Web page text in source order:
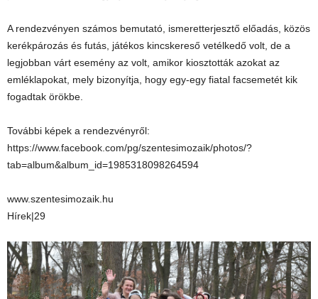
A rendezvényen számos bemutató, ismeretterjesztő előadás, közös
kerékpározás és futás, játékos kincskereső vetélkedő volt, de a
legjobban várt esemény az volt, amikor kiosztották azokat az
emléklapokat, mely bizonyítja, hogy egy-egy fiatal facsemetét kik
fogadtak örökbe.
További képek a rendezvényről:
https://www.facebook.com/pg/szentesimozaik/photos/?
tab=album&album_id=1985318098264594
www.szentesimozaik.hu
Hírek|29